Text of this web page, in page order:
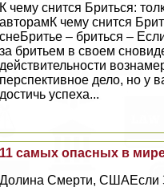
К чему снится Бриться:
авторамК чему снится
снеБритье – бриться –
за бритьем в своем
действительности
перспективное дело, но у
достичь успеха...
11 самых опасных в
Долина Cмepти,